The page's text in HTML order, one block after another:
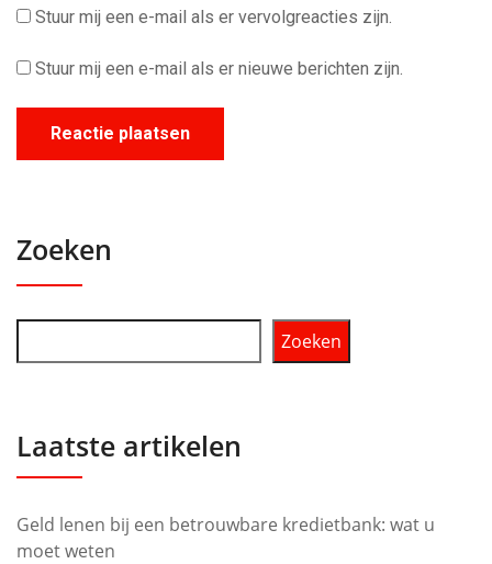
Stuur mij een e-mail als er vervolgreacties zijn.
Stuur mij een e-mail als er nieuwe berichten zijn.
Zoeken
Zoeken
Laatste artikelen
Geld lenen bij een betrouwbare kredietbank: wat u
moet weten